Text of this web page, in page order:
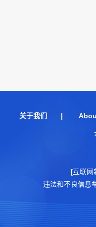
关于我们 |
[互联网
违法和不良信息